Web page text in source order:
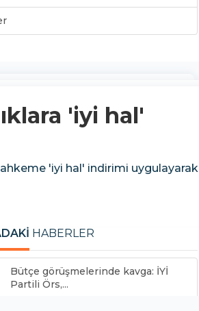
'iyi hal'
'iyi hal' indirimi uygulayarak
HABERLER
Bütçe görüşmelerinde kavga: İYİ
Partili Örs,...